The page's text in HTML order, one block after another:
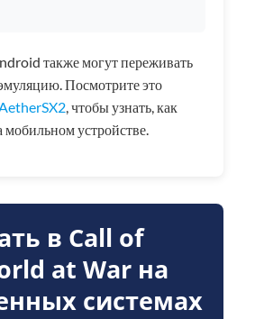
также могут переживать
Посмотрите это
, чтобы узнать, как
мобильном устройстве.
в Call of
at War на
системах